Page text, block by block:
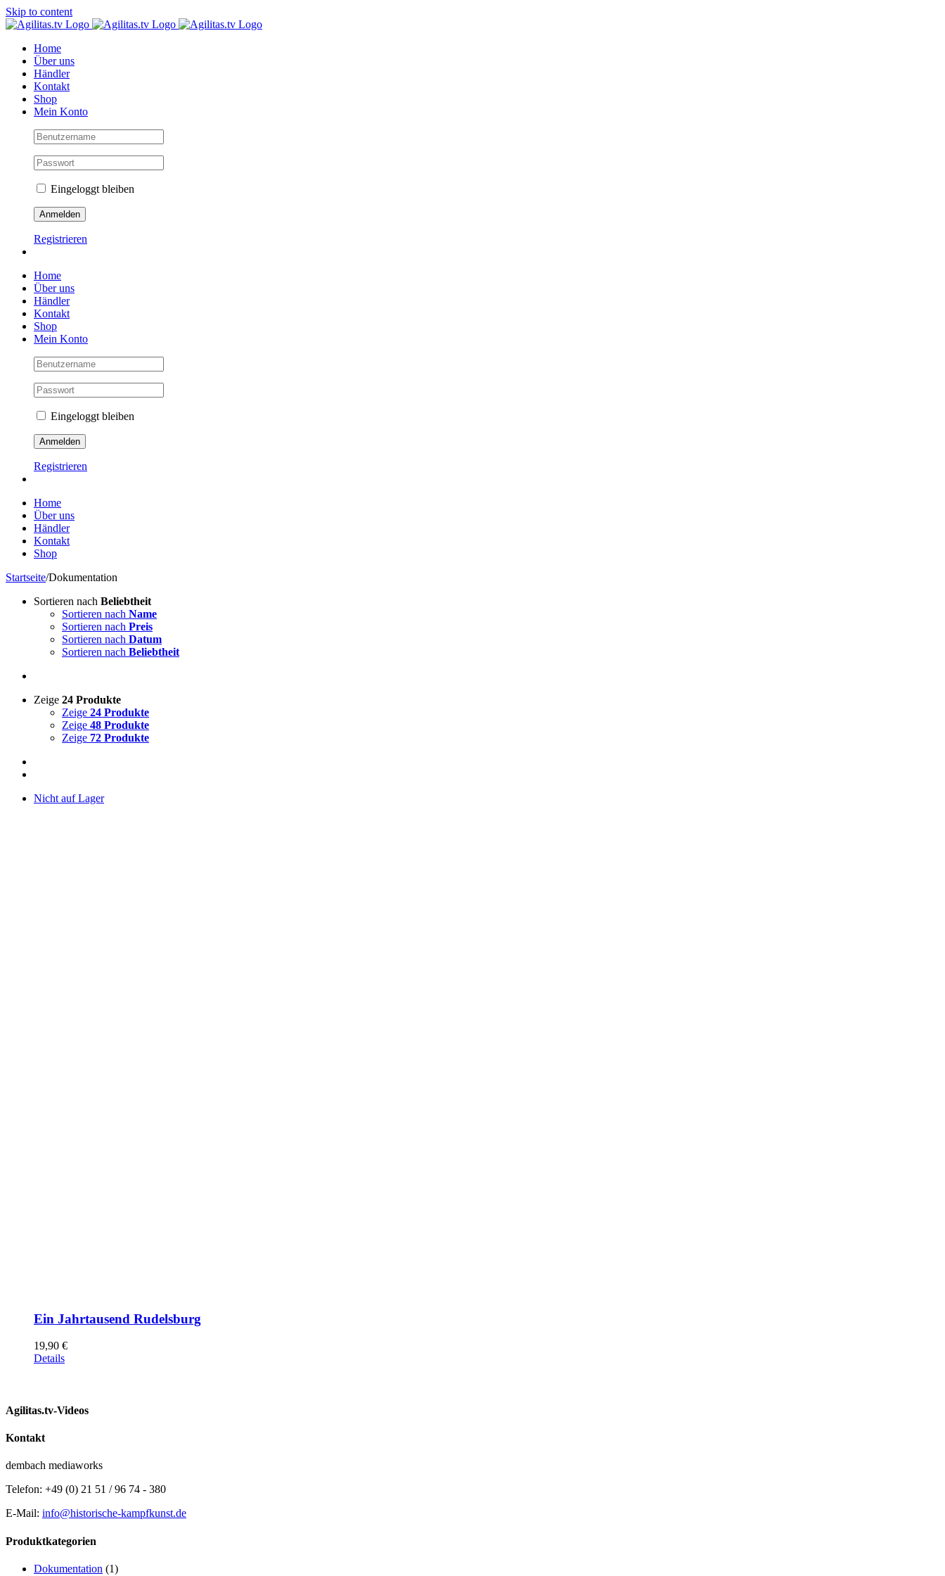
Skip to content
Home
Über uns
Händler
Kontakt
Shop
Mein Konto
Eingeloggt bleiben
Registrieren
Home
Über uns
Händler
Kontakt
Shop
Mein Konto
Eingeloggt bleiben
Registrieren
Home
Über uns
Händler
Kontakt
Shop
Startseite/Dokumentation
Sortieren nach Beliebtheit
Sortieren nach Name
Sortieren nach Preis
Sortieren nach Datum
Sortieren nach Beliebtheit
Zeige 24 Produkte
Zeige 24 Produkte
Zeige 48 Produkte
Zeige 72 Produkte
Nicht auf Lager
Ein Jahrtausend Rudelsburg
19,90 €
Details
Agilitas.tv-Videos
Kontakt
dembach mediaworks
Telefon: +49 (0) 21 51 / 96 74 - 380
E-Mail: info@historische-kampfkunst.de
Produktkategorien
Dokumentation (1)